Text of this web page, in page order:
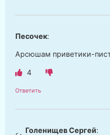
Песочек:
Арсюшам приветики-
4
Ответить
Голенищев Сергей: